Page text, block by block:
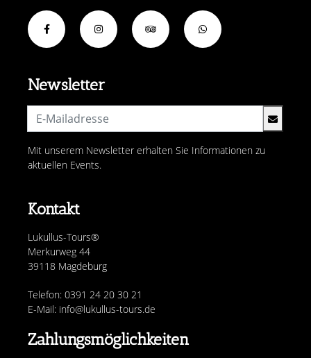
Kontakt
Lukullus-Tours®
Merkurweg 44
39118 Magdeburg
Telefon: 0391 24 20 30 21
E-Mail: info@lukullus-tours.de
Newsletter
Mit unserem Newsletter erhalten Sie Informationen zu
aktuellen Events.
Zahlungsmöglichkeiten